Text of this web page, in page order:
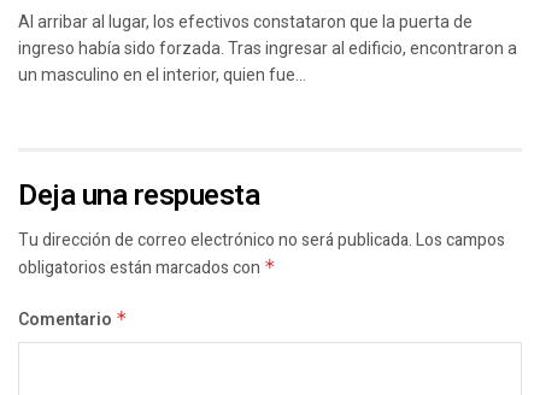
Al arribar al lugar, los efectivos constataron que la puerta de
ingreso había sido forzada. Tras ingresar al edificio, encontraron a
un masculino en el interior, quien fue...
Deja una respuesta
Tu dirección de correo electrónico no será publicada.Los campos
obligatorios están marcados con *
Comentario *